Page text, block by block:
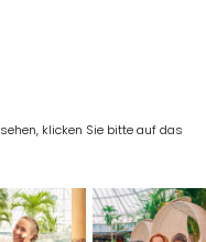
klicken Sie bitte auf das